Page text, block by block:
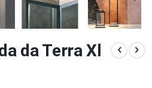
da Terra Xl